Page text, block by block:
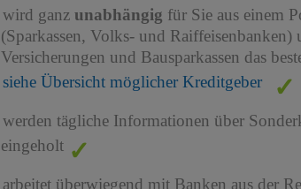
wird ganz unabhängig für Sie aus einem
(Sparkassen, Volks- und Raiffeisenbanken)
Versicherungen und Bausparkassen das
siehe Übersicht möglicher Kreditgeber
werden tägliche Informationen über
eingeholt
arbeitet überwiegend mit Banken aus der